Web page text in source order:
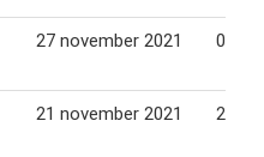
27 november 2021 04
21 november 2021 28